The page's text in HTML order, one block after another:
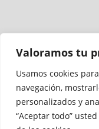
Valoramos tu
Usamos cookies
navegación,
personalizados y
“Aceptar todo”
Medio